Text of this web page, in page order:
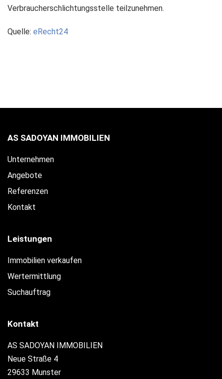
Verbraucherschlichtungsstelle teilzunehmen.
Quelle: eRecht24
AS SADOYAN IMMOBILIEN
Unternehmen
Angebote
Referenzen
Kontakt
Leistungen
Immobilien verkaufen
Wertermittlung
Suchauftrag
Kontakt
AS SADOYAN IMMOBILIEN
Neue Straße 4
29633 Munster